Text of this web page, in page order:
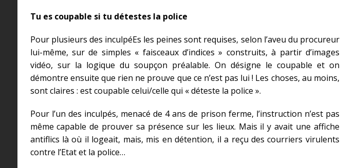
Tu es coupable si tu détestes la police
Pour plusieurs des inculpéEs les peines sont requises, selon l’aveu du procureur
lui-même, sur de simples « faisceaux d’indices » construits, à partir d’images
vidéo, sur la logique du soupçon préalable. On désigne le coupable et on
démontre ensuite que rien ne prouve que ce n’est pas lui ! Les choses, au moins,
sont claires : est coupable celui/celle qui « déteste la police ».
Pour l’un des inculpés, menacé de 4 ans de prison ferme, l’instruction n’est pas
même capable de prouver sa présence sur les lieux. Mais il y avait une affiche
antiflics là où il logeait, mais, mis en détention, il a reçu des courriers virulents
contre l’Etat et la police…